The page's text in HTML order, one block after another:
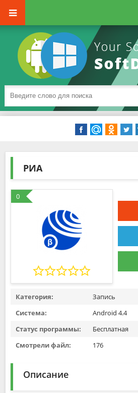
РИА
0
Категория:
Запись
Система:
Android 4.4
Статус программы:
Бесплатная
Смотрели файл:
176
Описание